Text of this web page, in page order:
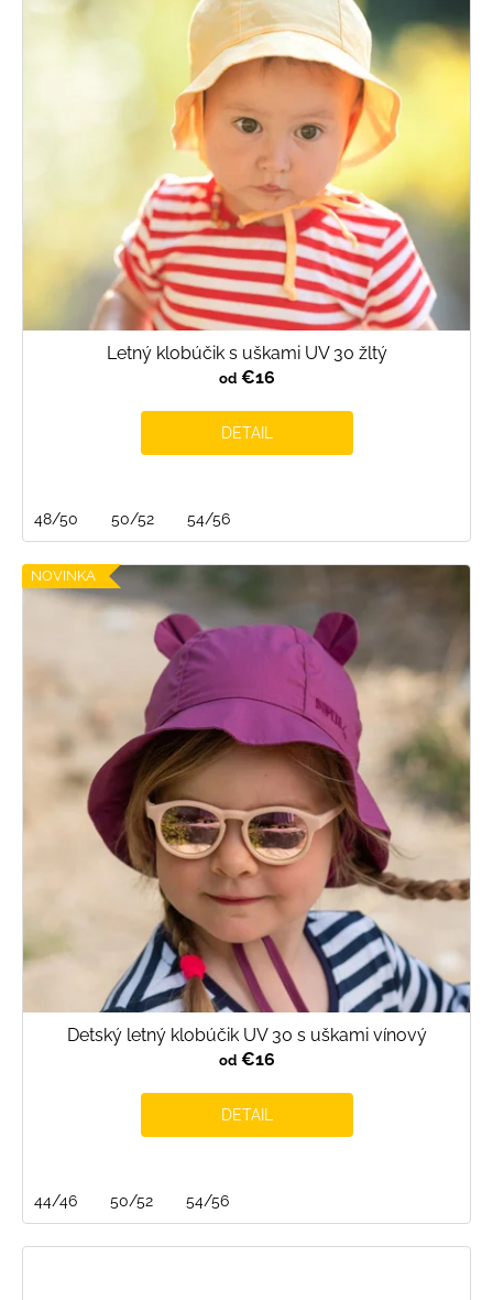
Letný klobúčik s uškami UV 30 žltý
od€16
DETAIL
48/50 50/52 54/56
NOVINKA
Detský letný klobúčik UV 30 s uškami vínový
od€16
DETAIL
44/46 50/52 54/56